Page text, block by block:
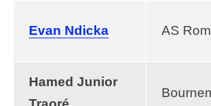
Evan Ndicka AS
Hamed Junior